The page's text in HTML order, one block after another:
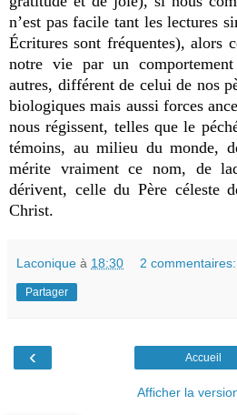
n’est pas facile tant les lectures
Écritures sont fréquentes), alors
notre vie par un
autres, différent de celui de nos
biologiques mais aussi forces
nous régissent, telles que le
témoins, au milieu du monde,
mérite vraiment ce nom, de
dérivent, celle du Père céleste
Christ.
Laconique à 18:30 2 commentaires:
Partager
‹ Accueil
Afficher la